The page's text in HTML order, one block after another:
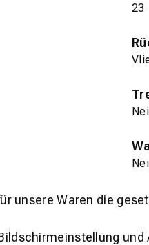
23
unsere Waren die